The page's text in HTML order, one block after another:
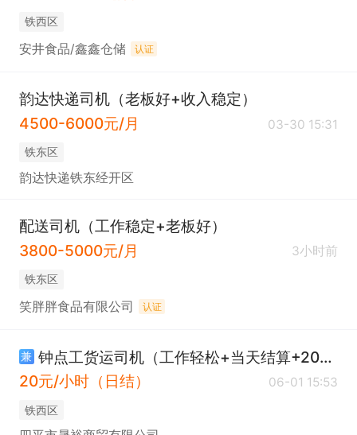
铁西区
安井食品/鑫鑫仓储 认证
韵达快递司机（老板好+收入稳定）
4500-6000元/月
03-30 15:31
铁东区
韵达快递铁东经开区
配送司机（工作稳定+老板好）
3800-5000元/月
3小时前
铁东区
笑胖胖食品有限公司 认证
兼
钟点工货运司机（工作轻松+当天结算+20元/小时）
20元/小时（日结）
06-01 15:53
铁西区